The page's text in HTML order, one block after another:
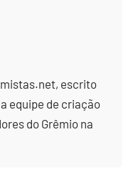
escrito
equipe de criação
do Grêmio na